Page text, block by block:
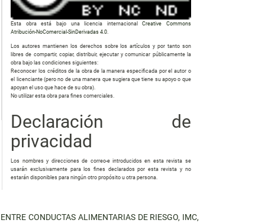
Esta obra está bajo una licencia internacionalCreative Commons
Atribución-NoComercial-SinDerivadas 4.0
Los autores mantienen los derechos sobre los artículos y por tanto son
libres de compartir, copiar, distribuir, ejecutar y comunicar públicamente la
obra bajo las condiciones siguientes:
Reconocer los créditos de la obra de la manera especificada por el autor o
el licenciante (pero no de una manera que sugiera que tiene su apoyo o que
apoyan el uso que hace de su obra).
No utilizar esta obra para fines comerciales.
Declaración de
privacidad
Los nombres y direcciones de correo-e introducidos en esta revista se
usarán exclusivamente para los fines declarados por esta revista y no
estarán disponibles para ningún otro propósito u otra persona.
CONDUCTAS ALIMENTARIAS DE RIESGO, IMC,